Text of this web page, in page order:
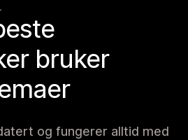
bruker
og fungerer alltid med